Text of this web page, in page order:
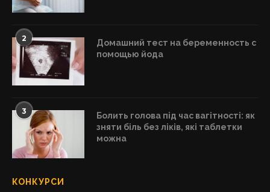
2
Домашний тест на беременность с
помощью йода
3
Болить голова під час вагітності: як
зняти біль без ліків, які таблетки
можна
КОНКУРСИ